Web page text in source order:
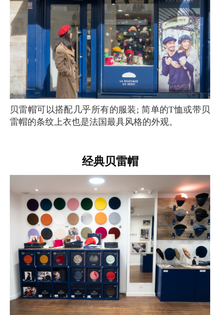
贝雷帽可以搭配几乎所有的服装; 简单的T恤或带贝
雷帽的条纹上衣也是法国最具风格的外观。
经典贝雷帽